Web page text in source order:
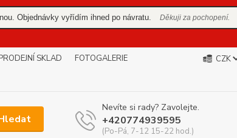
Objednávky vyřídím ihned po návratu. Děkuji za pochopení.
SKLAD
FOTOGALERIE
CZK
Nevíte si rady? Zavolejte.
+420774939595
(Po-Pá, 7-12 15-22 hod.)